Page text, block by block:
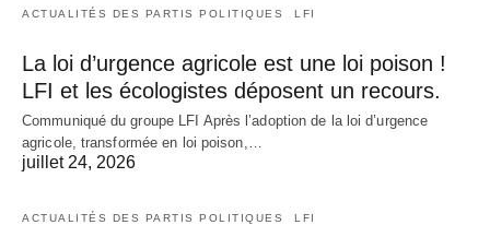
ACTUALITÉS DES PARTIS POLITIQUES LFI
La loi d’urgence agricole est une loi poison !
LFI et les écologistes déposent un recours.
Communiqué du groupe LFI Après l’adoption de la loi d’urgence
agricole, transformée en loi poison,…
juillet 24, 2026
ACTUALITÉS DES PARTIS POLITIQUES LFI